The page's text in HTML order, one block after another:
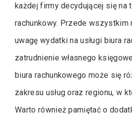
każdej firmy decydującej się na
rachunkowy. Przede wszystkim
uwagę wydatki na usługi biura
zatrudnienie własnego
biura rachunkowego może się
zakresu usług oraz regionu, w
Warto również pamiętać o